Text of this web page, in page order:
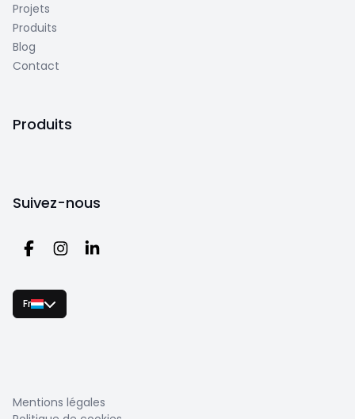
Projets
Produits
Blog
Contact
Produits
Suivez-nous
Fr
Mentions légales